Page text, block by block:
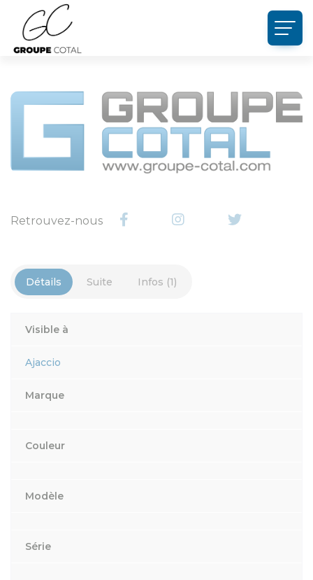
Retrouvez-nous
Détails Suite Infos (1)
Visible à
Ajaccio
Marque
Couleur
Modèle
Série
Panneau de gestion des cookies